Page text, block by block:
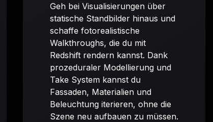
Geh bei Visualisierungen über
statische Standbilder hinaus und
schaffe fotorealistische
Walkthroughs, die du mit
Redshift rendern kannst. Dank
prozeduraler Modellierung und
Take System kannst du
Fassaden, Materialien und
Beleuchtung iterieren, ohne die
Szene neu aufbauen zu müssen.